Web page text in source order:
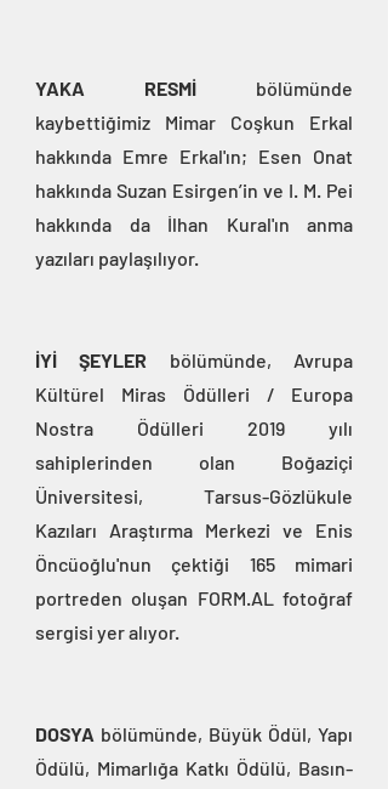
YAKA RESMİ bölümünde
kaybettiğimiz Mimar Coşkun Erkal
hakkında Emre Erkal'ın; Esen Onat
hakkında Suzan Esirgen’in ve I. M. Pei
hakkında da İlhan Kural'ın anma
yazıları paylaşılıyor.
İYİ ŞEYLER bölümünde, Avrupa
Kültürel Miras Ödülleri / Europa
Nostra Ödülleri 2019 yılı
sahiplerinden olan Boğaziçi
Üniversitesi, Tarsus-Gözlükule
Kazıları Araştırma Merkezi ve Enis
Öncüoğlu'nun çektiği 165 mimari
portreden oluşan FORM.AL fotoğraf
sergisi yer alıyor.
DOSYA bölümünde, Büyük Ödül, Yapı
Ödülü, Mimarlığa Katkı Ödülü, Basın-